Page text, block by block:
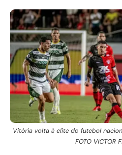
Vitória volta à elite do futebol
FOTO VICTOR